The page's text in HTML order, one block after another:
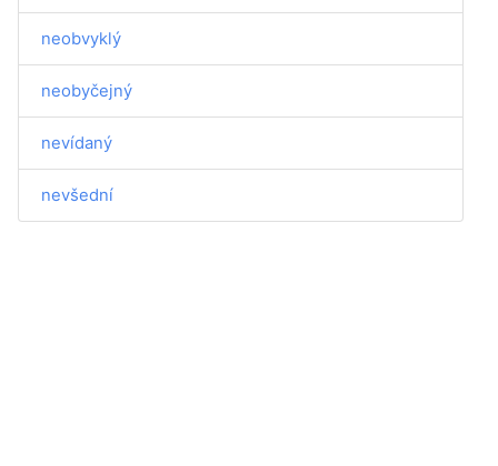
neobvyklý
neobyčejný
nevídaný
nevšední